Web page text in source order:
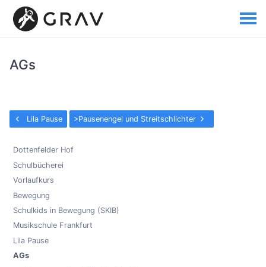
AGs
Lila Pause >Pausenengel und Streitschlichter
Dottenfelder Hof
Schulbücherei
Vorlaufkurs
Bewegung
Schulkids in Bewegung (SKIB)
Musikschule Frankfurt
Lila Pause
AGs